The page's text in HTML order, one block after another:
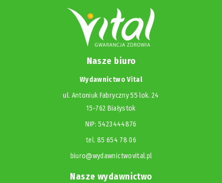
Nasze biuro
Wydawnictwo Vital
ul. Antoniuk Fabryczny 55 lok. 24
15-762 Białystok
NIP: 5423444876
tel. 85 654 78 06
biuro@wydawnictwovital.pl
Nasze wydawnictwo